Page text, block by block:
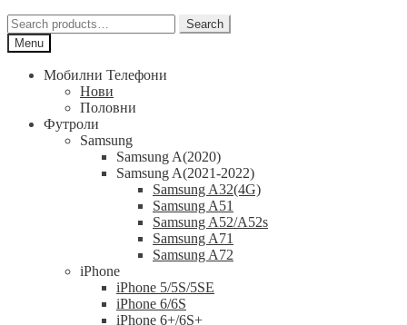
Search
for:
Search
Menu
Мобилни Телефони
Нови
Половни
Футроли
Samsung
Samsung A(2020)
Samsung A(2021-2022)
Samsung A32(4G)
Samsung A51
Samsung A52/A52s
Samsung A71
Samsung A72
iPhone
iPhone 5/5S/5SE
iPhone 6/6S
iPhone 6+/6S+